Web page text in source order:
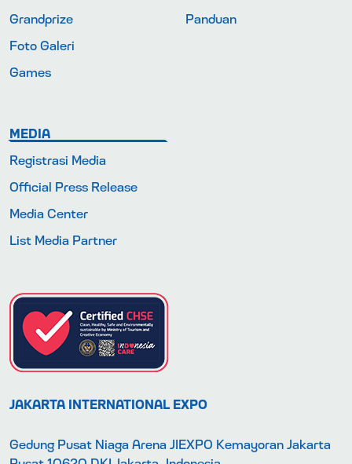
Grandprize
Foto Galeri
Games
Panduan
MEDIA
Registrasi Media
Official Press Release
Media Center
List Media Partner
JAKARTA INTERNATIONAL EXPO
Gedung Pusat Niaga Arena JIEXPO Kemayoran Jakarta